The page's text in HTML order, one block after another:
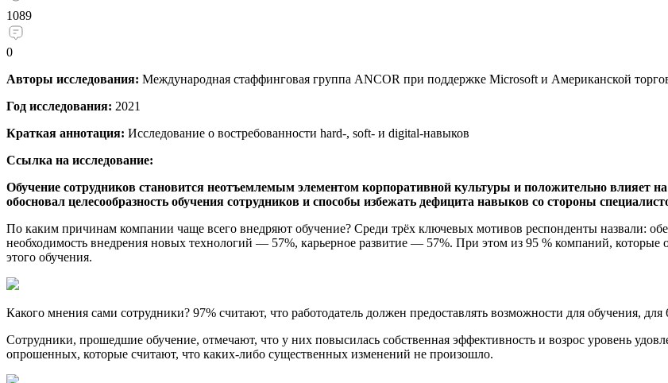
1089
0
Авторы исследования: Международная стаффинговая группа ANCOR при поддержке Microsoft и Американской
Год исследования: 2021
Краткая аннотация: Исследование о востребованности hard-, soft- и digital-навыков
Ссылка на исследование:
Обучение сотрудников становится неотъемлемым элементом корпоративной культуры и положительно влияет
обосновал целесообразность обучения сотрудников и способы избежать дефицита навыков со стороны
По каким причинам компании чаще всего внедряют обучение? Среди трёх ключевых мотивов респонденты назвали:
необходимость внедрения новых технологий — 57%, карьерное развитие — 57%. При этом из 95 % компаний, которые
этого обучения.
Какого мнения сами сотрудники? 97% считают, что работодатель должен предоставлять возможности для обучения,
Сотрудники, прошедшие обучение, отмечают, что у них повысилась собственная эффективность и возрос уровень
опрошенных, которые считают, что каких-либо существенных изменений не произошло.